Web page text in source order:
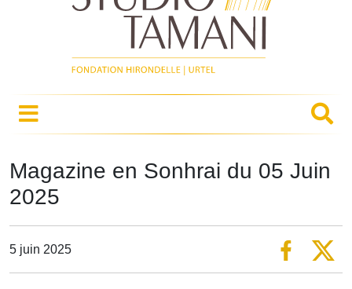
Magazine en Sonhrai du 05 Juin
2025
5 juin 2025